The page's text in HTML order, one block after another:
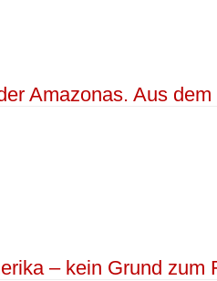
Amazonas. Aus
– kein Grund zum